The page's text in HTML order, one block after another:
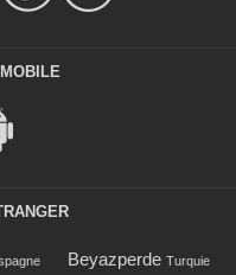
Beyazperde Turquie